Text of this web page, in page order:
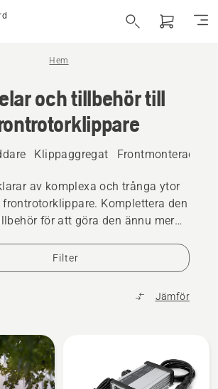
Hem
och tillbehör till
Klippaggregat Frontmonterade
av komplexa och trånga ytor
frontrotorklippare. Komplettera den
för att göra den ännu mer
Filter
Jämför